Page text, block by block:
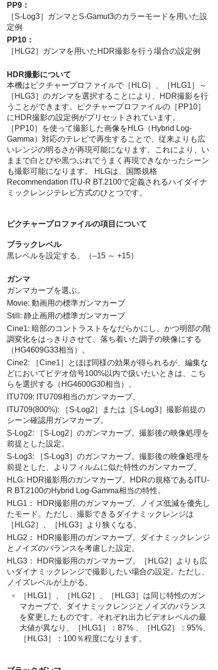
PP9 ：
［S-Log3］
ガンマとS-Gamut3のカラーモードを用いた設
定例
PP10 ：
［HLG2］
ガンマを用いたHDR撮影を行う場合の設定例
HDR撮影について
本機はピクチャープロファイルで ［HLG］ ［HLG1］
～
［HLG3］ のガンマを選択することにより、HDR撮影を行
うことができます。ピクチャープロファイルの ［PP10］
にHDR撮影の設定例がプリセットされています。
［PP10］
を使って撮影した画像をHLG（Hybrid Log-
Gamma）対応のテレビで再生することで、従来よりも広
いレンジの明るさが再現可能になります。これにより、い
ままで白とびや黒つぶれでうまく再現できなかったシーン
も撮影可能になります。 HLGは、国際規格
Recommendation ITU-R BT.2100で定義されるハイダイナ
ミックレンジテレビ方式のひとつです。
ピクチャープロファイルの項目について
ブラックレベル
黒レベルを設定する。（–15 ～ +15）
ガンマ
ガンマカーブを選ぶ。
Movie: 動画用の標準ガンマカーブ
Still: 静止画用の標準ガンマカーブ
Cine1: 暗部のコントラストをなだらかにし、かつ明部の階
調変化をはっきりさせて、落ち着いた調子の映像にする
（HG4609G33相当）。
Cine2:
［Cine1］
とほぼ同様の効果が得られるが、編集な
どにおいてビデオ信号100%以内で扱いたいときは、こち
らを選択する（HG4600G30相当）。
ITU709: ITU709相当のガンマカーブ。
ITU709(800%):
［S-Log2］ または ［S-Log3］ 撮影前提の
シーン確認用ガンマカーブ。
S-Log2:
［S-Log2］ のガンマカーブ。撮影後の映像処理を
前提とした設定。
S-Log3: ［S-Log3］ のガンマカーブ。撮影後の映像処理を
前提とした、よりフィルムに似た特性のガンマカーブ。
HLG: HDR撮影⽤のガンマカーブ。HDRの規格であるITU-
R BT.2100のHybrid Log-Gamma相当の特性。
HLG1 ： HDR撮影用のガンマカーブ。ノイズ低減を優先し
たモード。ただし、撮影できるダイナミックレンジは
［HLG2］
［HLG3］
より狭くなる。
HLG2 ： HDR撮影用のガンマカーブ。ダイナミックレンジ
とノイズのバランスを考慮した設定。
HLG3 ： HDR撮影用のガンマカーブ。 ［HLG2］
よりも広
いダイナミックレンジで撮影したい場合の設定。ただし、
ノイズレベルが上がる。
［HLG1］
［HLG2］ ［HLG3］ は同じ特性のガン
マカーブで、ダイナミックレンジとノイズのバランス
を変更したものです。それぞれ出力ビデオレベルの最
大値が異なり、
［HLG1］ ：87% 、 ［HLG2］
：95%、
［HLG3］
：100％程度になります。